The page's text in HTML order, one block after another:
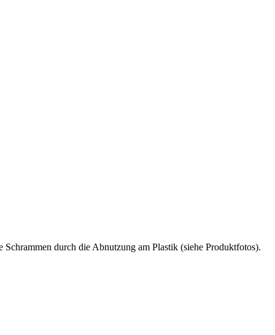
durch die Abnutzung am Plastik (siehe Produktfotos).